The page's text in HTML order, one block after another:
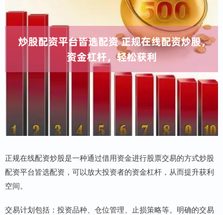
正规在线配资炒股是一种通过借用资金进行股票交易的方式炒股
配资平台皆选配资，可以放大投资者的资金杠杆，从而提升获利
空间。
交易计划包括：投资品种、仓位管理、止损策略等。明确的交易